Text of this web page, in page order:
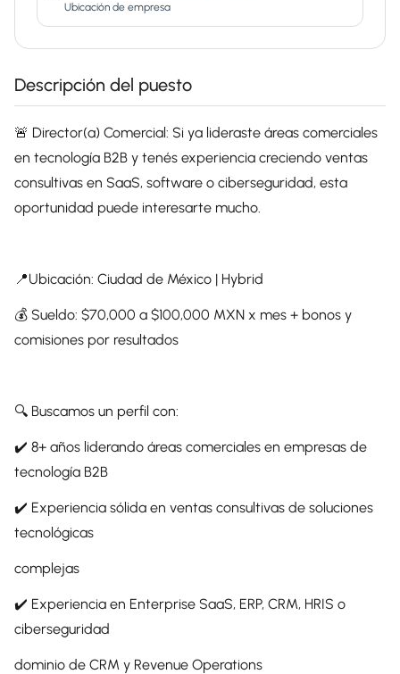
Ubicación de empresa
Descripción del puesto
🚨 Director(a) Comercial: Si ya lideraste áreas comerciales
en tecnología B2B y tenés experiencia creciendo ventas
consultivas en SaaS, software o ciberseguridad, esta
oportunidad puede interesarte mucho.
📍Ubicación: Ciudad de México | Hybrid
💰 Sueldo: $70,000 a $100,000 MXN x mes + bonos y
comisiones por resultados
🔍 Buscamos un perfil con:
✔️ 8+ años liderando áreas comerciales en empresas de
tecnología B2B
✔️ Experiencia sólida en ventas consultivas de soluciones
tecnológicas
complejas
✔️ Experiencia en Enterprise SaaS, ERP, CRM, HRIS o
ciberseguridad
dominio de CRM y Revenue Operations